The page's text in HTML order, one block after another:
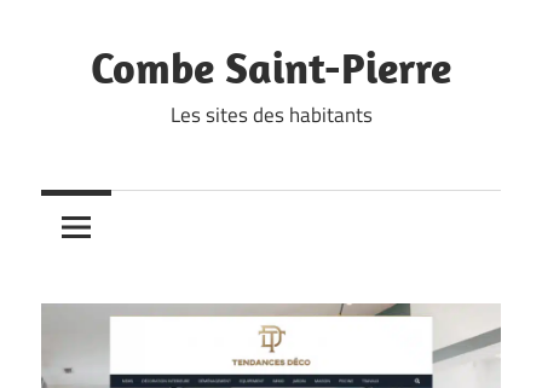
contentCombe Saint-Pierre
Les sites des habitants